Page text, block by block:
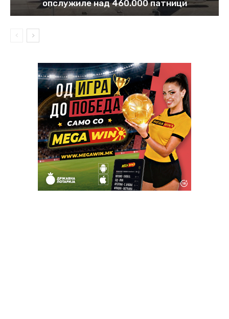
опслужиле над 460.000 патници